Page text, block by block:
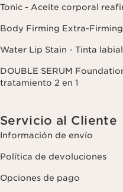
Tonic - Aceite corporal
Body Firming Extra-
Water Lip Stain - Tinta
DOUBLE SERUM
tratamiento 2 en 1
Servicio al Cliente
Información de envío
Política de devoluciones
Opciones de pago